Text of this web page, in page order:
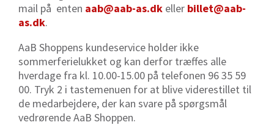
mail på enten aab@aab-as.dk eller billet@aab-
as.dk.
AaB Shoppens kundeservice holder ikke
sommerferielukket og kan derfor træffes alle
hverdage fra kl. 10.00-15.00 på telefonen 96 35 59
00. Tryk 2 i tastemenuen for at blive viderestillet til
de medarbejdere, der kan svare på spørgsmål
vedrørende AaB Shoppen.